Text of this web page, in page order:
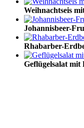
Weihnachtseis
Johannisbeer-
Rhabarber-
Geflügelsalat mit